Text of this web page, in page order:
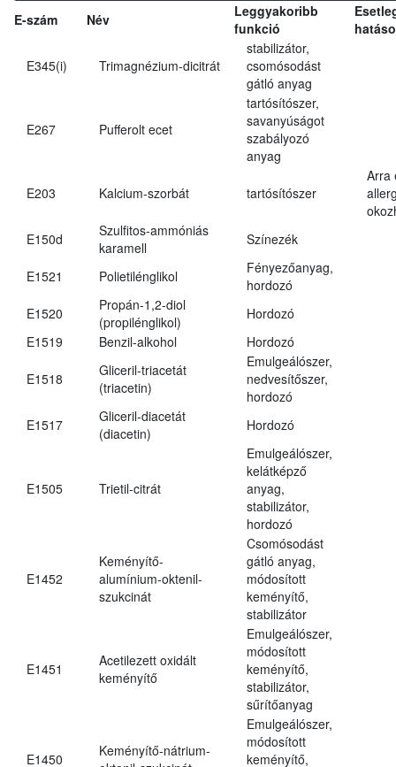
E-szám Név
Leggyakoribb
funkció
E345(i) Trimagnézium-dicitrát
stabilizátor,
csomósodást
gátló anyag
E267 Pufferolt ecet
tartósítószer,
savanyúságot
szabályozó
anyag
E203 Kalcium-szorbát tartósítószer
Arra
E150d
Szulfitos-ammóniás
karamell
Színezék
E1521 Polietilénglikol
Fényezőanyag,
hordozó
E1520
Propán-1,2-diol
(propilénglikol)
Hordozó
E1519
Benzil-alkohol Hordozó
E1518
Gliceril-triacetát
(triacetin)
Emulgeálószer,
nedvesítőszer,
hordozó
E1517
Gliceril-diacetát
(diacetin)
Hordozó
E1505 Trietil-citrát
Emulgeálószer,
kelátképző
anyag,
stabilizátor,
hordozó
E1452
Keményítő-
alumínium-oktenil-
szukcinát
Csomósodást
gátló anyag,
módosított
keményítő,
stabilizátor
E1451
Acetilezett oxidált
keményítő
Emulgeálószer,
módosított
keményítő,
stabilizátor,
sűrítőanyag
E1450
Keményítő-nátrium-
Emulgeálószer,
módosított
keményítő,